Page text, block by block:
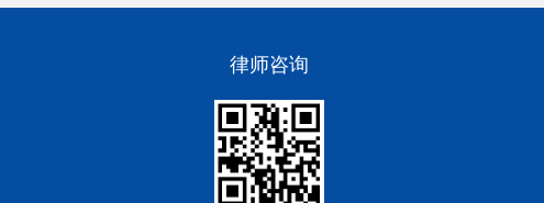
律师咨询